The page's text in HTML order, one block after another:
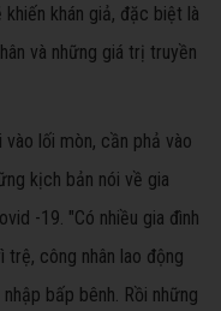
khán giả, đặc biệt là
và những giá trị truyền
lối mòn, cần phả vào
kịch bản nói về gia
-19. "Có nhiều gia đình
trệ, công nhân lao động
bấp bênh. Rồi những